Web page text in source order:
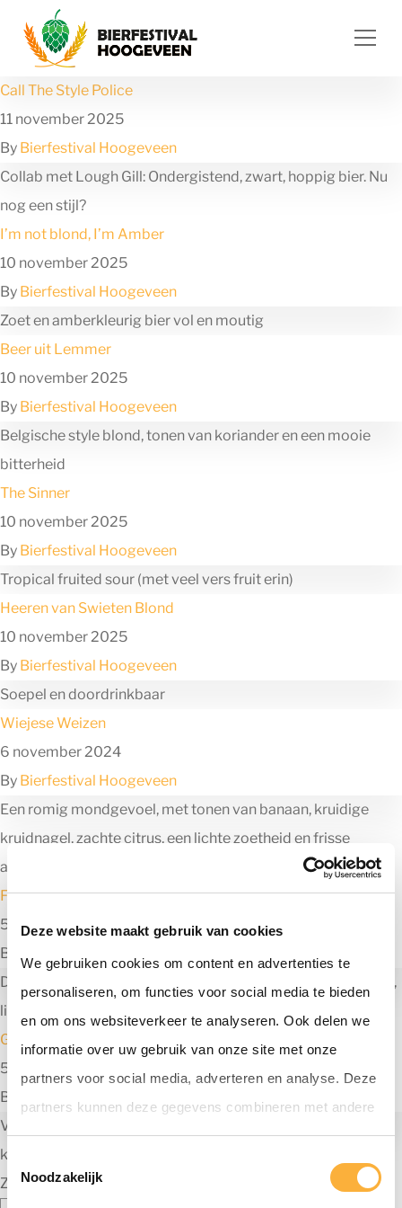
Deze website maakt gebruik van cookies
We gebruiken cookies om content en advertenties te
personaliseren, om functies voor social media te bieden
en om ons websiteverkeer te analyseren. Ook delen we
informatie over uw gebruik van onze site met onze
partners voor social media, adverteren en analyse. Deze
partners kunnen deze gegevens combineren met andere
informatie die u aan ze heeft verstrekt of die ze hebben
verzameld op basis van uw gebruik van hun services.
T
o
Noodzakelijk
Ga naar de inhoud
Call The Style Police
11 november 2025
By Bierfestival Hoogeveen
Collab met Lough Gill: Ondergistend, zwart, hoppig bier. Nu
nog een stijl?
I’m not blond, I’m Amber
10 november 2025
By Bierfestival Hoogeveen
Zoet en amberkleurig bier vol en moutig
Beer uit Lemmer
10 november 2025
By Bierfestival Hoogeveen
Belgische style blond, tonen van koriander en een mooie
bitterheid
The Sinner
10 november 2025
By Bierfestival Hoogeveen
Tropical fruited sour (met veel vers fruit erin)
Heeren van Swieten Blond
10 november 2025
By Bierfestival Hoogeveen
Soepel en doordrinkbaar
Wiejese Weizen
6 november 2024
By Bierfestival Hoogeveen
Een romig mondgevoel, met tonen van banaan, kruidige
kruidnagel, zachte citrus, een lichte zoetheid en frisse
afdronk
Flower Child
5 november 2024
By
Delicate tonen van tonen van dennen, citrus, grapefruit, hars,
lichte karamel en een droge afdronk.
Grimbergen Blanche
5 november 2024
By
Verfrissend met toetsen van citrusvruchten, kruidnagel,
koriander en bergamot en een mooi romig schuim.
Zoeken